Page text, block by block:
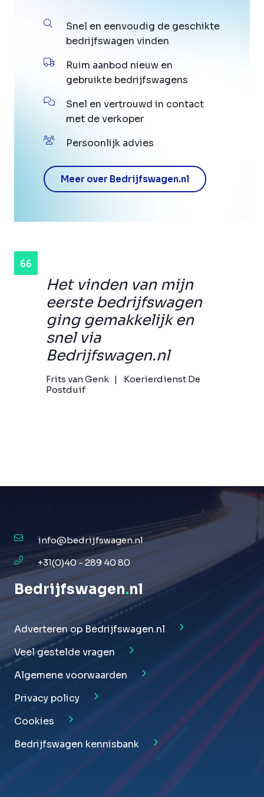
Het vinden van mijn
eerste bedrijfswagen
ging gemakkelijk en
snel via
Bedrijfswagen.nl
Frits van Genk
Koerierdienst De
Postduif
Snel en eenvoudig de geschikte
bedrijfswagen vinden
Ruim aanbod nieuw en
gebruikte bedrijfswagens
Snel en vertrouwd in contact
met de verkoper
Persoonlijk advies
Meer over Bedrijfswagen.nl
info@bedrijfswagen.nl
+31(0)40 - 289 40 80
Bedrijfswagen.nl
Adverteren op Bedrijfswagen.nl
Veel gestelde vragen
Algemene voorwaarden
Privacy policy
Cookies
Bedrijfswagen kennisbank